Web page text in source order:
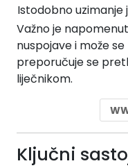
Istodobno
Važno je
nuspojave i može
preporučuje se
liječnikom.
Ključni